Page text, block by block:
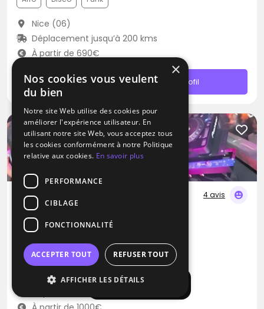
Afficher la carte
Nice (06)
Déplacement jusqu’à 200 kms
À partir de 690€
Contacter Profil
4 avis
DJ
Ikotorva Laurent
Bossa Nova Dance RNB
Anse (69)
×
Nos cookies vous veulent
du bien
Notre site Web utilise des cookies pour
améliorer l'expérience utilisateur. En
utilisant notre site Web, vous acceptez tous
les cookies conformément à notre Politique
relative aux cookies. En savoir plus
PERFORMANCE
CIBLAGE
FONCTIONNALITÉ
ACCEPTER TOUT REFUSER TOUT
AFFICHER LES DÉTAILS